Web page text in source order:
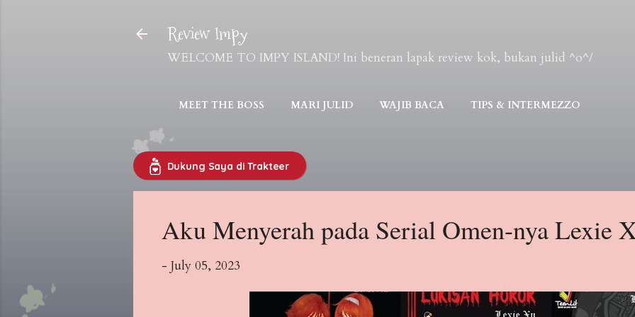
Review Impy
WELCOME TO IMPY ISLAND! Ini beneran lapak review kok, bukan julid ^o^/
MEET THE BOSS MARI JULID WAJIB BACA TIPS & INTERMEZZO
Dukung Saya di Trakteer
Aku Menyerah pada Serial Omen-nya Lexie
- July 05, 2023